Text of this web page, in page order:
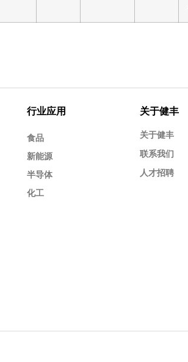
行业应用
食品
新能源
半导体
化工
关于健丰
关于健丰
联系我们
人才招聘